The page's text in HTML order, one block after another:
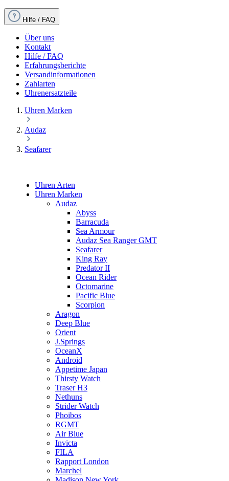
Hilfe / FAQ
Über uns
Kontakt
Hilfe / FAQ
Erfahrungsberichte
Versandinformationen
Zahlarten
Uhrenersatzteile
Uhren Marken
Audaz
Seafarer
Uhren Arten
Uhren Marken
Audaz
Abyss
Barracuda
Sea Armour
Audaz Sea Ranger GMT
Seafarer
King Ray
Predator II
Ocean Rider
Octomarine
Pacific Blue
Scorpion
Aragon
Deep Blue
Orient
J.Springs
OceanX
Android
Appetime Japan
Thirsty Watch
Traser H3
Nethuns
Strider Watch
Phoibos
RGMT
Air Blue
Invicta
FILA
Rapport London
Marchel